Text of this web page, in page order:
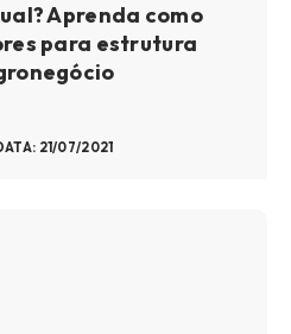
Aprenda como
para estrutura
21/07/2021